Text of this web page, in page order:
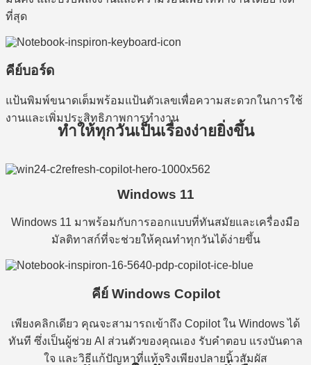
ที่สุด
คีย์บอร์ด
แป้นพิมพ์ขนาดเต็มพร้อมแป้นตัวเลขเพื่อความสะดวกในการใช้
งานและเพิ่มประสิทธิภาพการทำงาน
ทำให้ทุกวันเป็นเรื่องง่ายยิ่งขึ้น
Windows 11
Windows 11 มาพร้อมกับการออกแบบที่ทันสมัยและเครื่องมือ
มัลติทาสก์ที่จะช่วยให้คุณทำทุกวันได้ง่ายขึ้น
คีย์ Windows Copilot
เพียงคลิกเดียว คุณจะสามารถเข้าถึง Copilot ใน Windows ได้
ทันที ซึ่งเป็นผู้ช่วย AI ส่วนตัวของคุณเอง รับคำตอบ แรงบันดาล
ใจ และวิธีแก้ปัญหาที่แท้จริงเพียงปลายนิ้วสัมผัส